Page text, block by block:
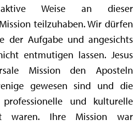
Weise an dieser
teilzuhaben. Wir dürfen
der Aufgabe und angesichts
entmutigen lassen. Jesus
Mission den Aposteln
gewesen sind und die
und kulturelle
waren. Ihre Mission war